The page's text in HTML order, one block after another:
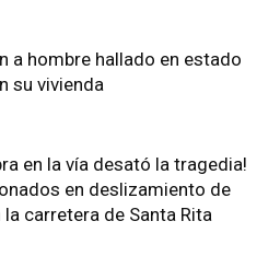
a hombre hallado en estado
su vivienda
en la vía desató la tragedia!
en deslizamiento de
carretera de Santa Rita